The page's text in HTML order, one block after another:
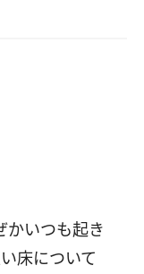
かいつも起き
床について